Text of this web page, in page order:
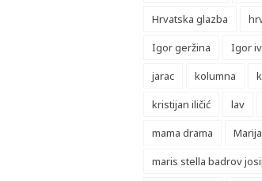
Hrvatska glazba
Igor geržina
Igor
jarac
kolumna
kristijan iličić
lav
mama drama
maris stella badrov